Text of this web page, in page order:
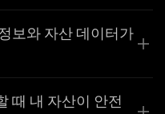
보와 자산 데이터가
때 내 자산이 안전